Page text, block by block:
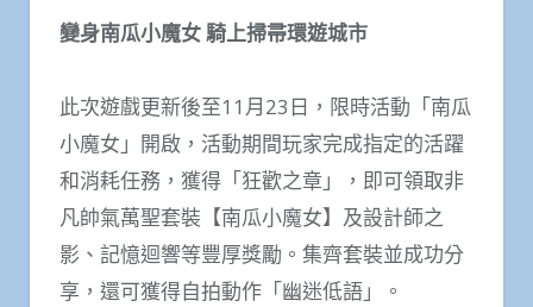
變身南瓜小魔女 騎上掃帚環遊城市
此次遊戲更新後至11月23日，限時活動「南瓜
小魔女」開啟，活動期間玩家完成指定的活躍
和消耗任務，獲得「狂歡之章」，即可領取非
凡帥氣萬聖套裝【南瓜小魔女】及設計師之
影、記憶迴響等豐厚獎勵。集齊套裝並成功分
享，還可獲得自拍動作「幽迷低語」。